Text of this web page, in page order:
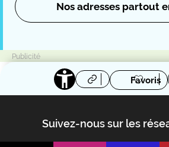
Nos adresses partout
Favoris
Suivez-nous sur les